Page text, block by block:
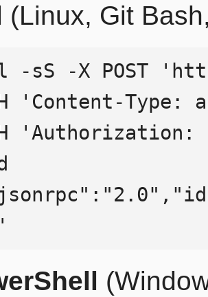
(Linux, Git
-sS -X POST